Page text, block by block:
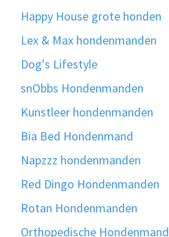
Happy House grote honden
Lex & Max hondenmanden
Dog's Lifestyle
snObbs Hondenmanden
Kunstleer hondenmanden
Bia Bed Hondenmand
Napzzz hondenmanden
Red Dingo Hondenmanden
Rotan Hondenmanden
Orthopedische Hondenmand